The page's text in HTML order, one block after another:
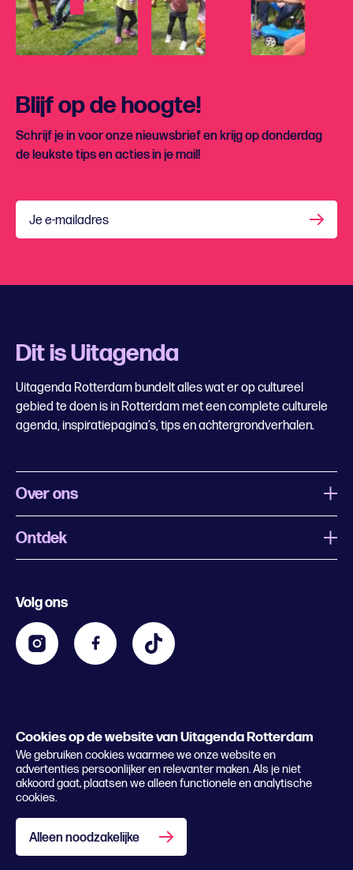
Cookies op de website van Uitagenda Rotterdam
We gebruiken cookies waarmee we onze website en
advertenties persoonlijker en relevanter maken. Als je niet
akkoord gaat, plaatsen we alleen functionele en analytische
cookies.
Alleen noodzakelijke
Blijf op de hoogte!
Schrijf je in voor onze nieuwsbrief en krijg op donderdag
de leukste tips en acties in je mail!
Je e-mailadres
Dit is Uitagenda
Uitagenda Rotterdam bundelt alles wat er op cultureel
gebied te doen is in Rotterdam met een complete culturele
agenda, inspiratiepagina’s, tips en achtergrondverhalen.
Over ons
Wat is Uitagenda Rotterdam
Contact
Zakelijk
Lees het magazine
Ontdek
Kids
Volg ons
© 2026 Rotterdam Festivals